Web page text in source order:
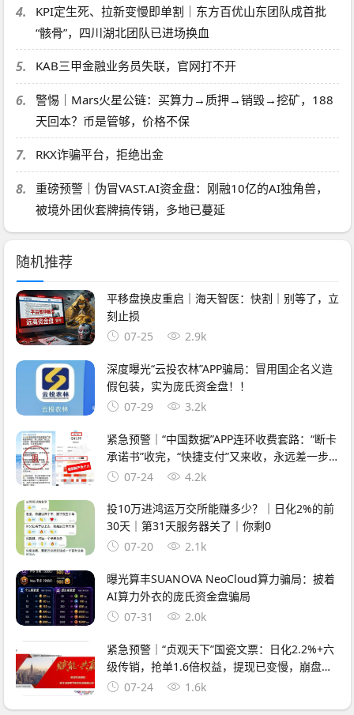
4.
KPI定生死、拉新变慢即单割｜东方百优山东团队成首批
“骸骨”，四川湖北团队已进场换血
5. KAB三甲金融业务员失联，官网打不开
6.
警惕｜Mars火星公链：买算力→质押→销毁→挖矿，188
天回本？币是管够，价格不保
7. RKX诈骗平台，拒绝出金
8.
重磅预警｜伪冒VAST.AI资金盘：刚融10亿的AI独角兽，
被境外团伙套牌搞传销，多地已蔓延
随机推荐
平移盘换皮重启｜海天智医：快割｜别等了，立
刻止损
07-25
2.9k
深度曝光“云投农林”APP骗局：冒用国企名义造
假包装，实为庞氏资金盘！！
07-29
3.2k
紧急预警｜“中国数据”APP连环收费套路：“断卡
承诺书”收完，“快捷支付”又来收，永远差一步
的回报07-24 4.2k
投10万进鸿运万交所能赚多少？｜日化2%的前
30天｜第31天服务器关了｜你剩0
07-20
2.1k
曝光算丰SUANOVA NeoCloud算力骗局：披着
AI算力外衣的庞氏资金盘骗局
07-31
2.0k
紧急预警｜“贞观天下”国瓷文票：日化2.2%+六
级传销，抢单1.6倍权益，提现已变慢，崩盘在
即 07-24 1.6k